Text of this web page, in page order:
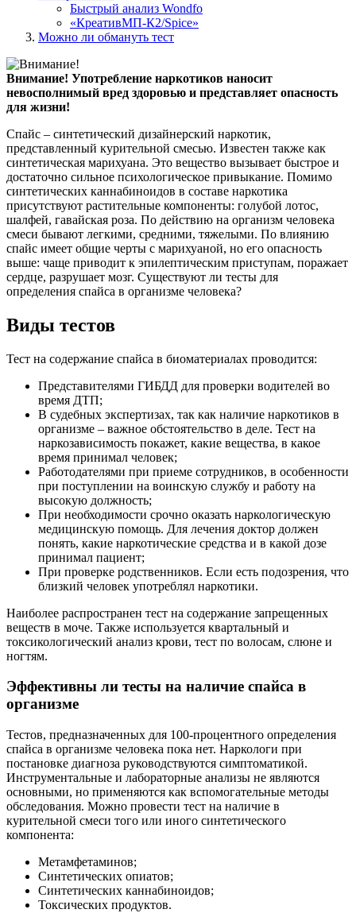
Быстрый анализ Wondfo
«КреативМП-К2/Spice»
Можно ли обмануть тест
Внимание! Употребление наркотиков наносит
невосполнимый вред здоровью и представляет опасность
для жизни!
Спайс – синтетический дизайнерский наркотик,
представленный курительной смесью. Известен также как
синтетическая марихуана. Это вещество вызывает быстрое и
достаточно сильное психологическое привыкание. Помимо
синтетических каннабиноидов в составе наркотика
присутствуют растительные компоненты: голубой лотос,
шалфей, гавайская роза. По действию на организм человека
смеси бывают легкими, средними, тяжелыми. По влиянию
спайс имеет общие черты с марихуаной, но его опасность
выше: чаще приводит к эпилептическим приступам, поражает
сердце, разрушает мозг. Существуют ли тесты для
определения спайса в организме человека?
Виды тестов
Тест на содержание спайса в биоматериалах проводится:
Представителями ГИБДД для проверки водителей во
время ДТП;
В судебных экспертизах, так как наличие наркотиков в
организме – важное обстоятельство в деле. Тест на
наркозависимость покажет, какие вещества, в какое
время принимал человек;
Работодателями при приеме сотрудников, в особенности
при поступлении на воинскую службу и работу на
высокую должность;
При необходимости срочно оказать наркологическую
медицинскую помощь. Для лечения доктор должен
понять, какие наркотические средства и в какой дозе
принимал пациент;
При проверке родственников. Если есть подозрения, что
близкий человек употреблял наркотики.
Наиболее распространен тест на содержание запрещенных
веществ в моче. Также используется квартальный и
токсикологический анализ крови, тест по волосам, слюне и
ногтям.
Эффективны ли тесты на наличие спайса в
организме
Тестов, предназначенных для 100-процентного определения
спайса в организме человека пока нет. Наркологи при
постановке диагноза руководствуются симптоматикой.
Инструментальные и лабораторные анализы не являются
основными, но применяются как вспомогательные методы
обследования. Можно провести тест на наличие в
курительной смеси того или иного синтетического
компонента:
Метамфетаминов;
Синтетических опиатов;
Синтетических каннабиноидов;
Токсических продуктов.